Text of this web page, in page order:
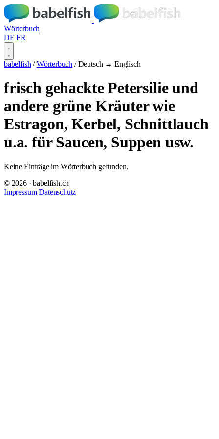
Wörterbuch
DE FR
babelfish / Wörterbuch / Deutsch → Englisch
frisch gehackte Petersilie und
andere grüne Kräuter wie
Estragon, Kerbel, Schnittlauch
u.a. für Saucen, Suppen usw.
Keine Einträge im Wörterbuch gefunden.
© 2026 · babelfish.ch
Impressum Datenschutz